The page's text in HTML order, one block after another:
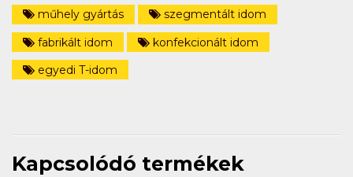
műhely gyártás
szegmentált idom
fabrikált idom
konfekcionált idom
egyedi T-idom
Kapcsolódó termékek